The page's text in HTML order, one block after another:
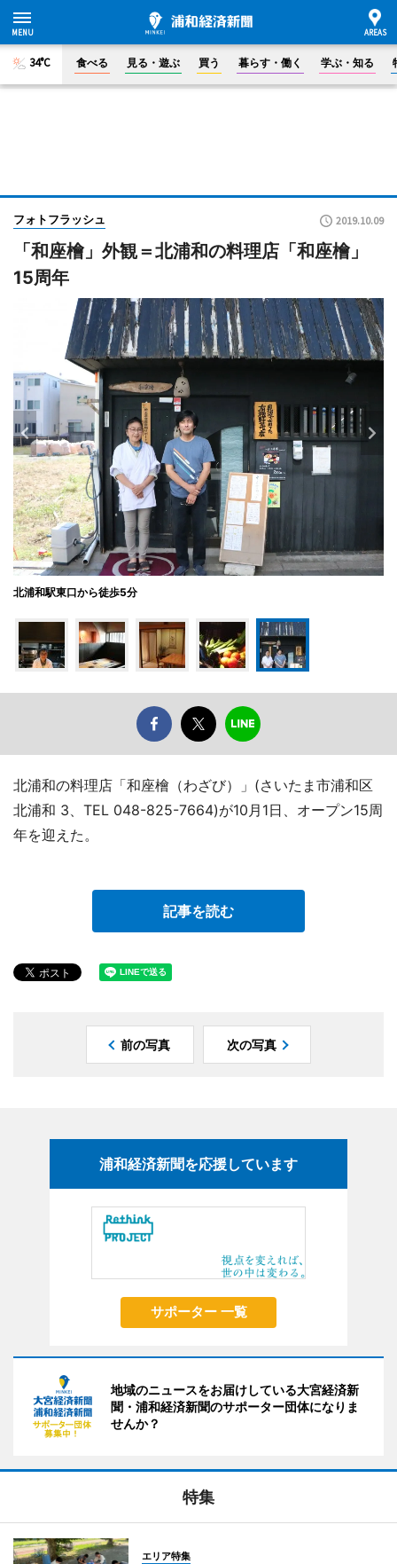
34°C 食べる 見る・遊ぶ 買う 暮らす・働く 学ぶ・知る
フォトフラッシュ 2019.10.09
「和座檜」外観＝北浦和の料理店「和座檜」
15周年
北浦和駅東口から徒歩5分
北浦和の料理店「和座檜（わざび）」(さいたま市浦和区
北浦和 3、TEL 048-825-7664)が10月1日、オープン15周
年を迎えた。
記事を読む
前の写真 次の写真
浦和経済新聞を応援しています
サポーター 一覧
地域のニュースをお届けしている大宮経済新
聞・浦和経済新聞のサポーター団体になりま
せんか？
特集
エリア特集